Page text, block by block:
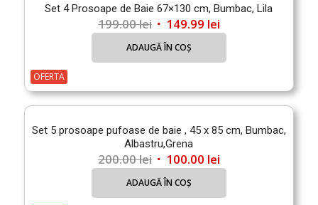
Set 4 Prosoape de Baie 67×130 cm, Bumbac, Lila
199.00lei Prețul
inițial
199.00 lei.
149.99 leiPrețul
curent
este:
ADAUGĂ ÎN COȘ
OFERTA
Set 5 prosoape pufoase de baie , 45 x 85 cm, Bumbac,
Albastru,Grena
200.00lei Prețul
inițial
100.00 leiPrețul
curent
este:
ADAUGĂ ÎN COȘ